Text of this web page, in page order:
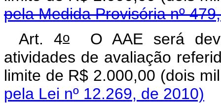
pela Medida Provisória nº
Art. 4o O AAE será
atividades de avaliação
limite de R$ 2.000,00 (dois
pela Lei nº 12.269, de 2010)